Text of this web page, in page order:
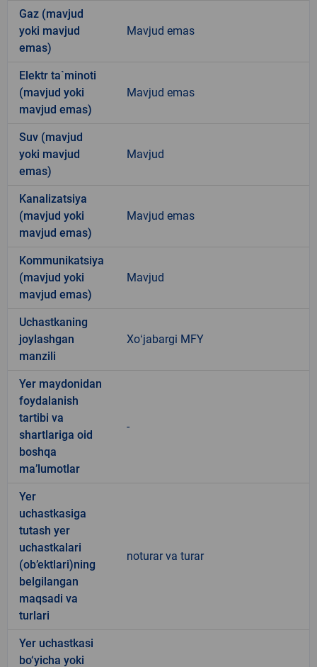
Gaz (mavjud
yoki mavjud
emas)
Mavjud emas
Elektr ta`minoti
(mavjud yoki
mavjud emas)
Mavjud emas
Suv (mavjud
yoki mavjud
emas)
Mavjud
Kanalizatsiya
(mavjud yoki
mavjud emas)
Mavjud emas
Kommunikatsiya
(mavjud yoki
mavjud emas)
Mavjud
Uchastkaning
joylashgan
manzili
Xoʻjabargi MFY
Yer maydonidan
foydalanish
tartibi va
shartlariga oid
boshqa
ma’lumotlar
-
Yer
uchastkasiga
tutash yer
uchastkalari
(ob’ektlari)ning
belgilangan
maqsadi va
turlari
noturar va turar
Yer uchastkasi
bo‘yicha yoki